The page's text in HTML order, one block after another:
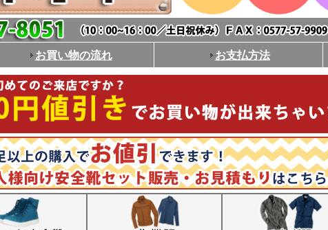
お買い物の流れ お支払方法